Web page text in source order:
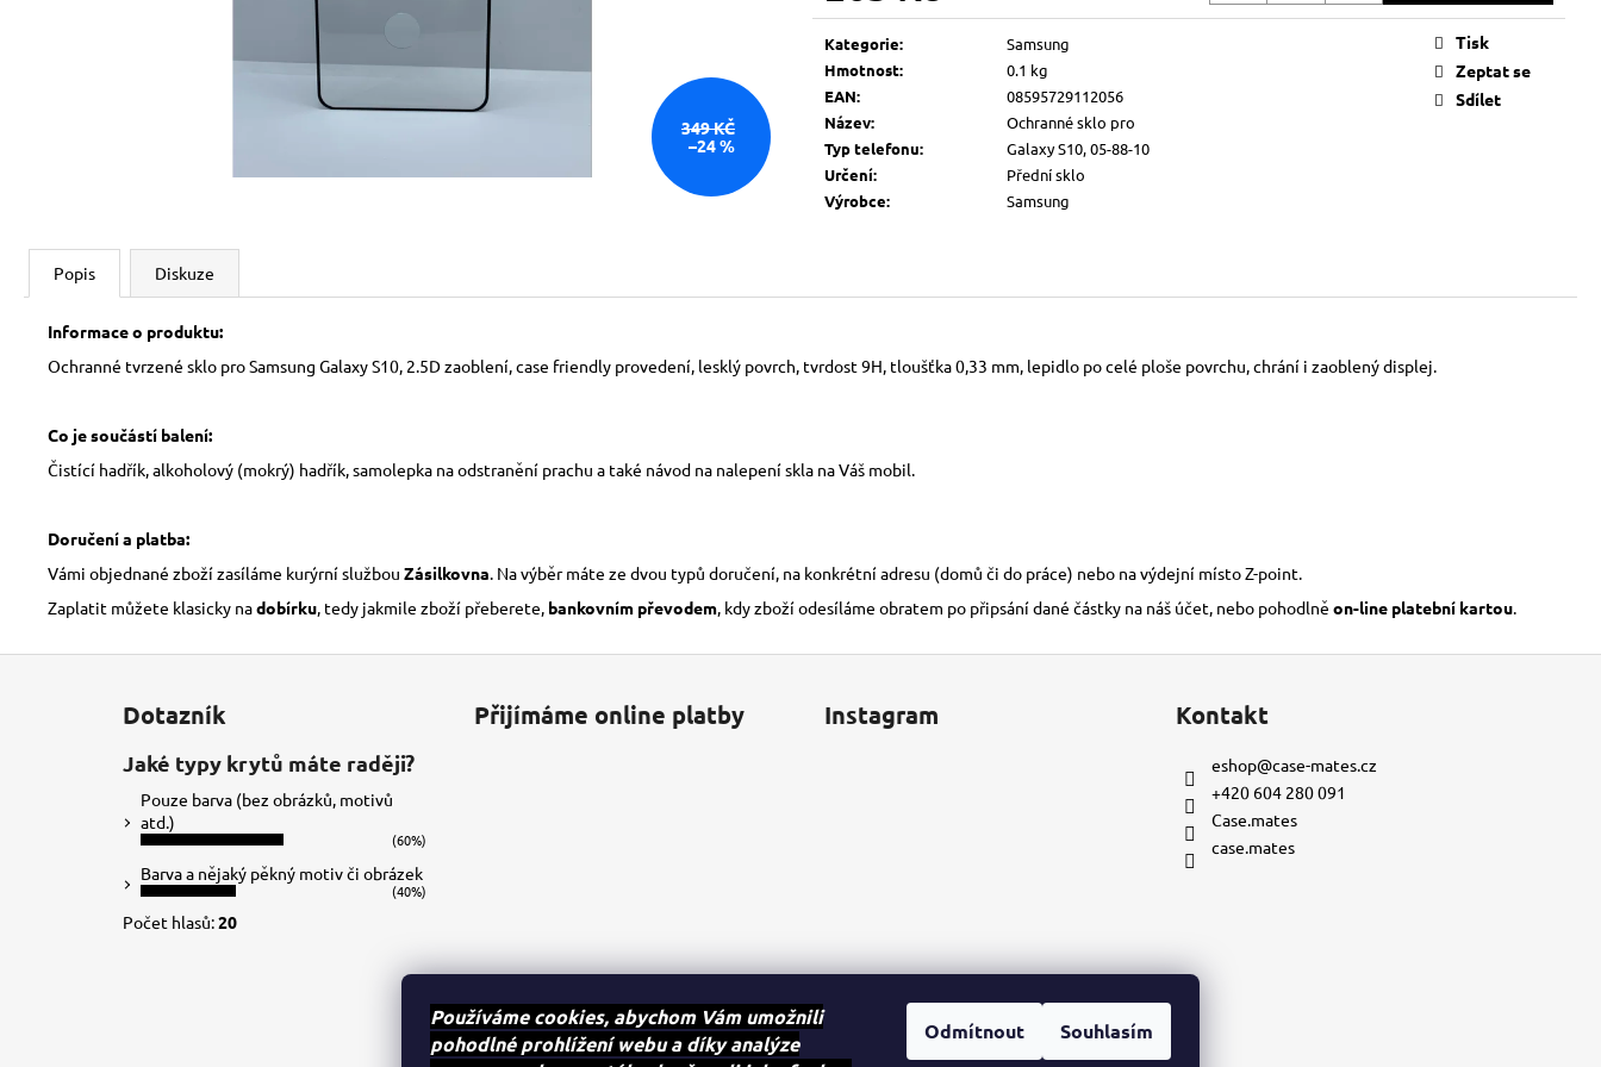
Používáme cookies, abychom Vám umožnili
pohodlné prohlížení webu a díky analýze
Odmítnout Souhlasím
Měrná
cena:
Kategorie:
Samsung
Hmotnost:
0.1 kg
EAN:
08595729112056
Název:
Ochranné sklo pro
Typ telefonu:
Galaxy S10, 05-88-10
Určení:
Přední sklo
Výrobce: Samsung
Tisk
Zeptat se
Sdílet
349 KČ
–24 %
Popis Diskuze
Informace o produktu:
Ochranné tvrzené sklo pro Samsung Galaxy S10, 2.5D zaoblení, case friendly provedení, lesklý povrch, tvrdost 9H, tloušťka 0,33 mm, lepidlo po celé ploše povrchu, chrání i zaoblený displej.
Co je součástí balení:
Čistící hadřík, alkoholový (mokrý) hadřík, samolepka na odstranění prachu a také návod na nalepení skla na Váš mobil.
Doručení a platba:
Vámi objednané zboží zasíláme kurýrní službou Zásilkovna . Na výběr máte ze dvou typů doručení, na konkrétní adresu (domů či do práce) nebo na výdejní místo Z-point.
Zaplatit můžete klasicky nadobírku , tedy jakmile zboží přeberete, bankovním převodem , kdy zboží odesíláme obratem po připsání dané částky na náš účet, nebo pohodlně on-line platební kartou
Dotazník
Jaké typy krytů máte raději?
Pouze barva (bez obrázků, motivů
atd.)
(60%)
Barva a nějaký pěkný motiv či obrázek
(40%)
Počet hlasů:20
Přijímáme online platby Instagram Kontakt
eshop@case-mates.cz
+420 604 280 091
Case.mates
case.mates